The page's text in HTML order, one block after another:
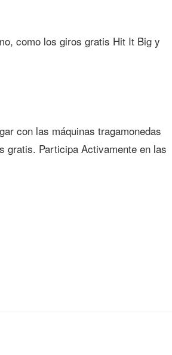
como los giros gratis Hit It Big y
con las máquinas tragamonedas
gratis. Participa Activamente en las